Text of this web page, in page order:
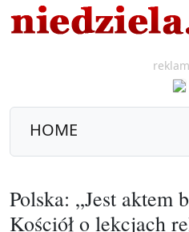
HOME
Polska: „Jest aktem
Kościół o lekcjach